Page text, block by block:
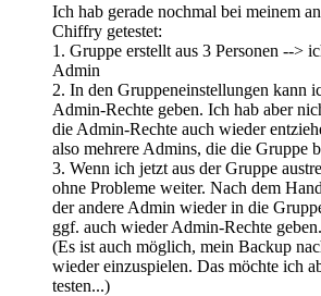
Ich hab gerade nochmal bei meinem
Chiffry getestet:
1. Gruppe erstellt aus 3 Personen -->
Admin
2. In den Gruppeneinstellungen kann
Admin-Rechte geben. Ich hab aber
die Admin-Rechte auch wieder
also mehrere Admins, die die Gruppe
3. Wenn ich jetzt aus der Gruppe
ohne Probleme weiter. Nach dem
der andere Admin wieder in die
ggf. auch wieder Admin-Rechte geben.
(Es ist auch möglich, mein Backup
wieder einzuspielen. Das möchte ich
testen...)